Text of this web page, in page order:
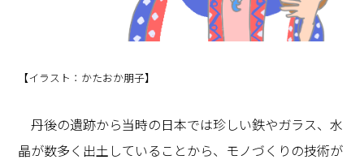
【イラスト：かたおか朋子】
丹後の遺跡から当時の日本では珍しい鉄やガラス、水
晶が数多く出土していることから、モノづくりの技術が